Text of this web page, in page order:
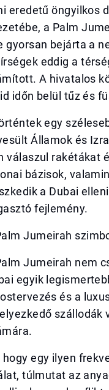
eredetű öngyilkos
a Palm
gyorsan bejárta a
eddig a
A hivatalos
időn belül tűz és
egy
Államok és
válaszul rakétákat
bázisok,
a Dubai
fejlemény.
Jumeirah
Jumeirah nem
egyik
és a
szállodák
hogy egy ilyen
túlmutat az